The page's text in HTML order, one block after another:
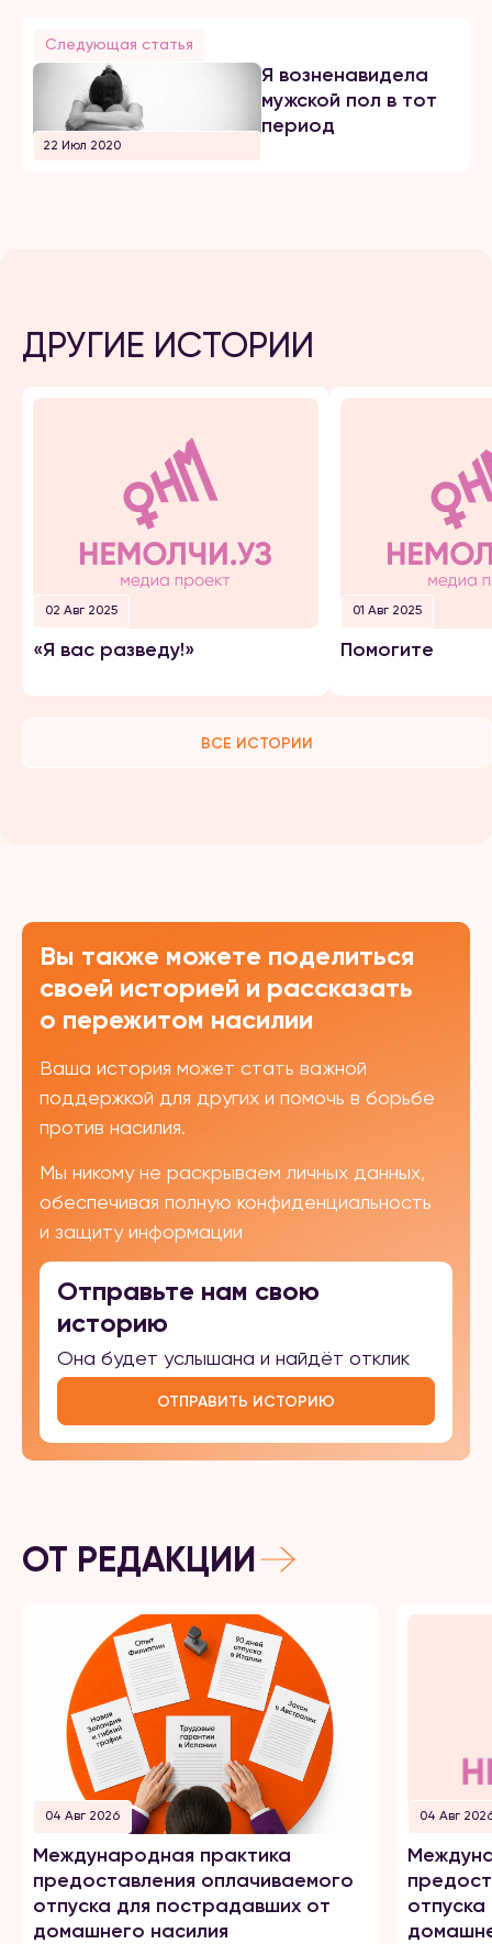
Следующая статья
22 Июл 2020
Я возненавидела
мужской пол в тот
период
ДРУГИЕ ИСТОРИИ
02 Авг 2025
«Я вас разведу!»
01 Авг 2025
Помогите
ВСЕ ИСТОРИИ
Вы также можете поделиться
своей историей и рассказать
о пережитом насилии
Ваша история может стать важной
поддержкой для других и помочь в борьбе
против насилия.
Мы никому не раскрываем личных данных,
обеспечивая полную конфиденциальность
и защиту информации
Отправьте нам свою
историю
Она будет услышана и найдёт отклик
ОТПРАВИТЬ ИСТОРИЮ
ОТ РЕДАКЦИИ
04 Авг 2026
Международная практика
предоставления оплачиваемого
отпуска для пострадавших от
домашнего насилия
04 Авг